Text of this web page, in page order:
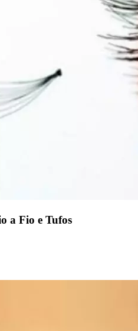
a Fio e Tufos